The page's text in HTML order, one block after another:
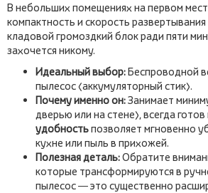
В небольших помещениях на первом
компактность и скорость
кладовой громоздкий блок ради пяти
захочется никому.
Идеальный выбор:Беспроводной
пылесос (аккумуляторный стик).
Почему именно он:Занимает
дверью или на стене), всегда готов
удобностьпозволяет мгновенно
кухне или пыль в прихожей.
Полезная деталь:Обратите
которые трансформируются в
пылесос — это существенно